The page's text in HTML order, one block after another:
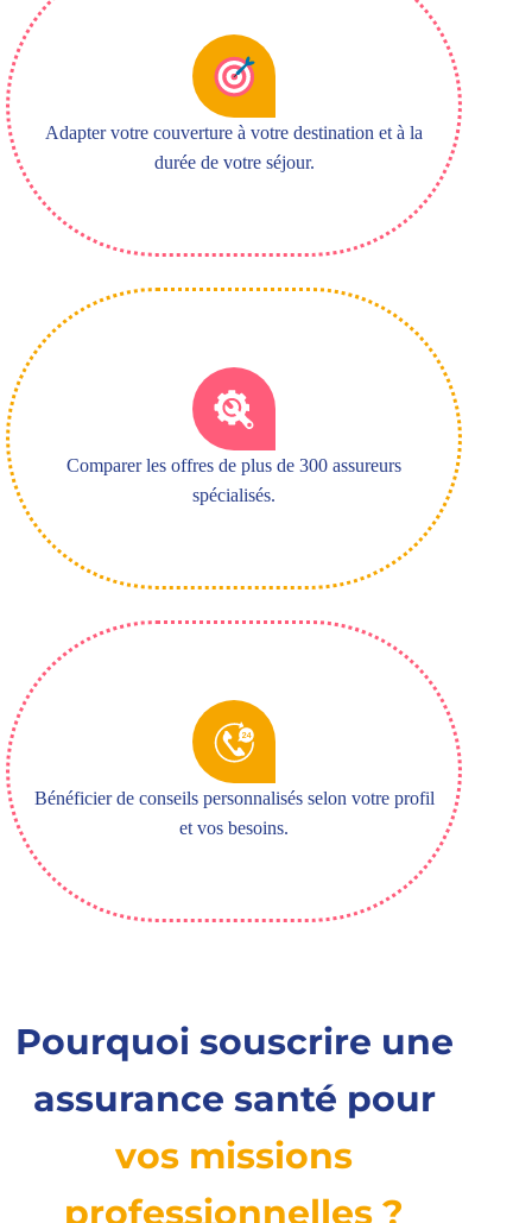
Adapter votre couverture à votre destination et à la
durée de votre séjour.
Comparer les offres de plus de 300 assureurs
spécialisés.
Bénéficier de conseils personnalisés selon votre profil
et vos besoins.
Pourquoi souscrire une
assurance santé pour
vos missions
professionnelles ?